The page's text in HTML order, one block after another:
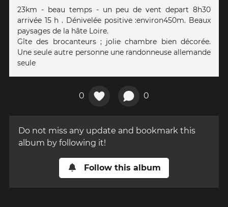
23km - beau temps - un peu de vent depart 8h30
arrivée 15 h . Dénivelée positive :environ450m. Beaux
paysages de la hâte Loire.
Gîte des brocanteurs ; jolie chambre bien décorée.
Une seule autre personne une randonneuse allemande
seule
0 0
Do not miss any update and bookmark this
album by following it!
Follow this album